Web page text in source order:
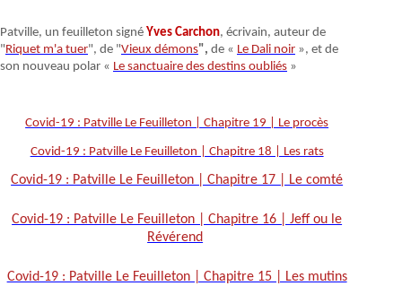
Patville, un feuilleton signé Yves Carchon, écrivain, auteur de
"Riquet m'a tuer", de "Vieux démons", de « Le Dali noir », et de
son nouveau polar « Le sanctuaire des destins oubliés »
Covid-19 : Patville Le Feuilleton | Chapitre 19 | Le procès
Covid-19 : Patville Le Feuilleton | Chapitre 18 | Les rats
Covid-19 : Patville Le Feuilleton | Chapitre 17 | Le comté
Covid-19 : Patville Le Feuilleton | Chapitre 16 | Jeff ou le
Révérend
Covid-19 : Patville Le Feuilleton | Chapitre 15 | Les mutins